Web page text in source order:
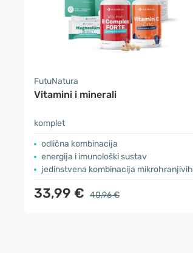
FutuNatura
Vitamini i minerali
komplet
odlična kombinacija
energija i imunološki sustav
jedinstvena kombinacija mikrohranjivih tvari
33,99 € 40,96 €